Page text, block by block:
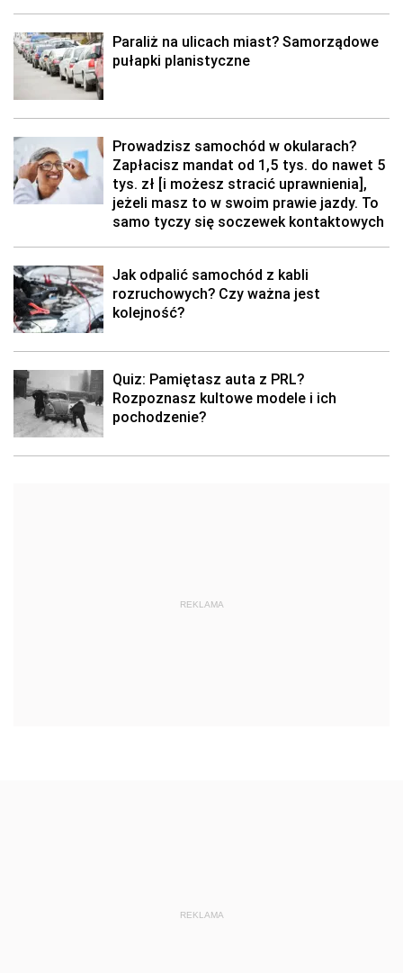
Paraliż na ulicach miast? Samorządowe
pułapki planistyczne
Prowadzisz samochód w okularach?
Zapłacisz mandat od 1,5 tys. do nawet 5
tys. zł [i możesz stracić uprawnienia],
jeżeli masz to w swoim prawie jazdy. To
samo tyczy się soczewek kontaktowych
Jak odpalić samochód z kabli
rozruchowych? Czy ważna jest
kolejność?
Quiz: Pamiętasz auta z PRL?
Rozpoznasz kultowe modele i ich
pochodzenie?
REKLAMA
REKLAMA